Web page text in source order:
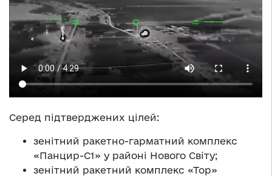
Серед підтверджених цілей:
зенітний ракетно-гарматний комплекс
«Панцир-С1» у районі Нового Світу;
зенітний ракетний комплекс «Тор»